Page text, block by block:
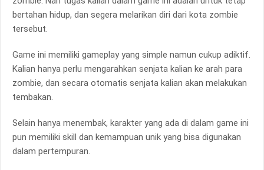
bertahan hidup, dan segera melarikan diri dari kota zombie
tersebut.
Game ini memiliki gameplay yang simple namun cukup adiktif.
Kalian hanya perlu mengarahkan senjata kalian ke arah para
zombie, dan secara otomatis senjata kalian akan melakukan
tembakan.
Selain hanya menembak, karakter yang ada di dalam game ini
pun memiliki skill dan kemampuan unik yang bisa digunakan
dalam pertempuran.